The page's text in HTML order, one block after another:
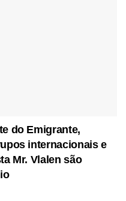
do Emigrante,
internacionais e
Mr. Vlalen são